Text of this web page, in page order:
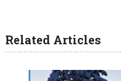
Related Articles